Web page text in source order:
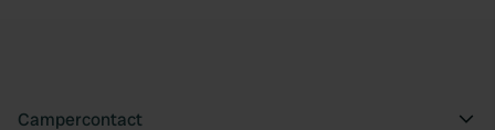
Campercontact